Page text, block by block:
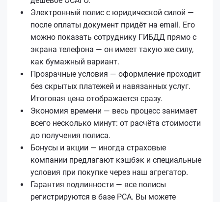
Электронный полис с юридической силой —
после оплаты документ придёт на email. Его
можно показать сотруднику ГИБДД прямо с
экрана телефона — он имеет такую же силу,
как бумажный вариант.
Прозрачные условия — оформление проходит
без скрытых платежей и навязанных услуг.
Итоговая цена отображается сразу.
Экономия времени — весь процесс занимает
всего несколько минут: от расчёта стоимости
до получения полиса.
Бонусы и акции — иногда страховые
компании предлагают кэшбэк и специальные
условия при покупке через наш агрегатор.
Гарантия подлинности — все полисы
регистрируются в базе РСА. Вы можете